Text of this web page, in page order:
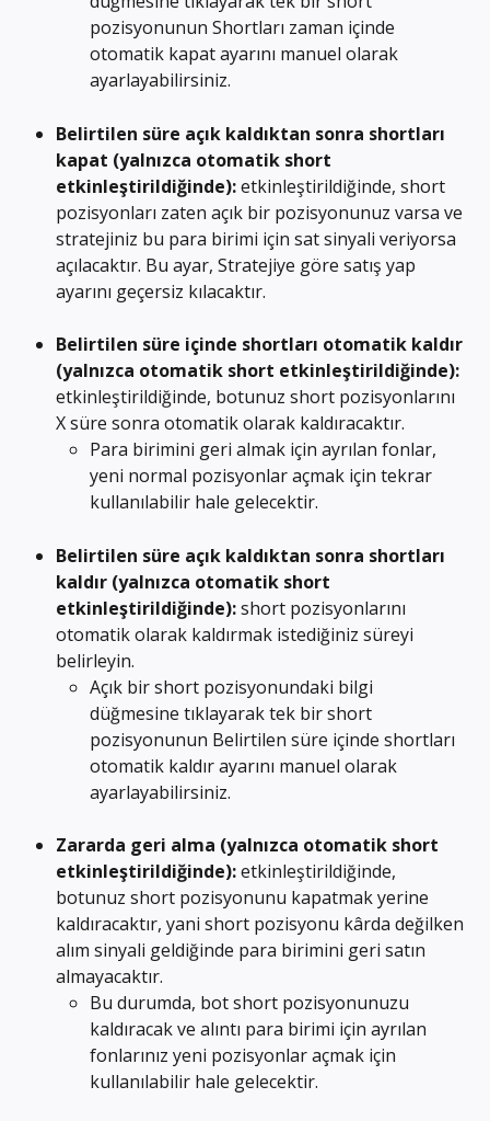
pozisyonunun Shortları zaman içinde
otomatik kapat ayarını manuel olarak
ayarlayabilirsiniz.
Belirtilen süre açık kaldıktan sonra shortları
kapat (yalnızca otomatik short
etkinleştirildiğinde): etkinleştirildiğinde, short
pozisyonları zaten açık bir pozisyonunuz varsa ve
stratejiniz bu para birimi için sat sinyali veriyorsa
açılacaktır. Bu ayar, Stratejiye göre satış yap
ayarını geçersiz kılacaktır.
Belirtilen süre içinde shortları otomatik kaldır
(yalnızca otomatik short etkinleştirildiğinde):
etkinleştirildiğinde, botunuz short pozisyonlarını
X süre sonra otomatik olarak kaldıracaktır.
Para birimini geri almak için ayrılan fonlar,
yeni normal pozisyonlar açmak için tekrar
kullanılabilir hale gelecektir.
Belirtilen süre açık kaldıktan sonra shortları
kaldır (yalnızca otomatik short
etkinleştirildiğinde): short pozisyonlarını
otomatik olarak kaldırmak istediğiniz süreyi
belirleyin.
Açık bir short pozisyonundaki bilgi
düğmesine tıklayarak tek bir short
pozisyonunun Belirtilen süre içinde shortları
otomatik kaldır ayarını manuel olarak
ayarlayabilirsiniz.
Zararda geri alma (yalnızca otomatik short
etkinleştirildiğinde): etkinleştirildiğinde,
botunuz short pozisyonunu kapatmak yerine
kaldıracaktır, yani short pozisyonu kârda değilken
alım sinyali geldiğinde para birimini geri satın
almayacaktır.
Bu durumda, bot short pozisyonunuzu
kaldıracak ve alıntı para birimi için ayrılan
fonlarınız yeni pozisyonlar açmak için
kullanılabilir hale gelecektir.